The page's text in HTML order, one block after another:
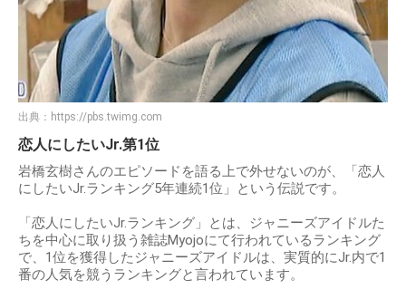
出典： https://pbs.twimg.com
恋人にしたいJr.第1位
岩橋玄樹さんのエピソードを語る上で外せないのが、「恋人
にしたいJr.ランキング5年連続1位」という伝説です。
「恋人にしたいJr.ランキング」とは、ジャニーズアイドルた
ちを中心に取り扱う雑誌Myojoにて行われているランキング
で、1位を獲得したジャニーズアイドルは、実質的にJr.内で1
番の人気を競うランキングと言われています。